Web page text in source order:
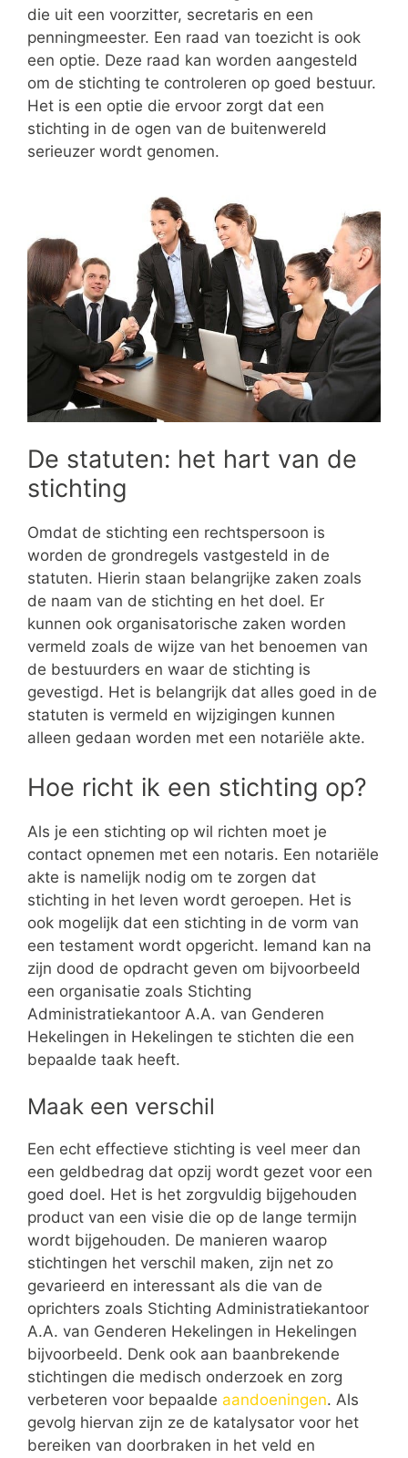
die uit een voorzitter, secretaris en een
penningmeester. Een raad van toezicht is ook
een optie. Deze raad kan worden aangesteld
om de stichting te controleren op goed bestuur.
Het is een optie die ervoor zorgt dat een
stichting in de ogen van de buitenwereld
serieuzer wordt genomen.
De statuten: het hart van de
stichting
Omdat de stichting een rechtspersoon is
worden de grondregels vastgesteld in de
statuten. Hierin staan belangrijke zaken zoals
de naam van de stichting en het doel. Er
kunnen ook organisatorische zaken worden
vermeld zoals de wijze van het benoemen van
de bestuurders en waar de stichting is
gevestigd. Het is belangrijk dat alles goed in de
statuten is vermeld en wijzigingen kunnen
alleen gedaan worden met een notariële akte.
Hoe richt ik een stichting op?
Als je een stichting op wil richten moet je
contact opnemen met een notaris. Een notariële
akte is namelijk nodig om te zorgen dat
stichting in het leven wordt geroepen. Het is
ook mogelijk dat een stichting in de vorm van
een testament wordt opgericht. Iemand kan na
zijn dood de opdracht geven om bijvoorbeeld
een organisatie zoals Stichting
Administratiekantoor A.A. van Genderen
Hekelingen in Hekelingen te stichten die een
bepaalde taak heeft.
Maak een verschil
Een echt effectieve stichting is veel meer dan
een geldbedrag dat opzij wordt gezet voor een
goed doel. Het is het zorgvuldig bijgehouden
product van een visie die op de lange termijn
wordt bijgehouden. De manieren waarop
stichtingen het verschil maken, zijn net zo
gevarieerd en interessant als die van de
oprichters zoals Stichting Administratiekantoor
A.A. van Genderen Hekelingen in Hekelingen
bijvoorbeeld. Denk ook aan baanbrekende
stichtingen die medisch onderzoek en zorg
verbeteren voor bepaalde aandoeningen. Als
gevolg hiervan zijn ze de katalysator voor het
bereiken van doorbraken in het veld en